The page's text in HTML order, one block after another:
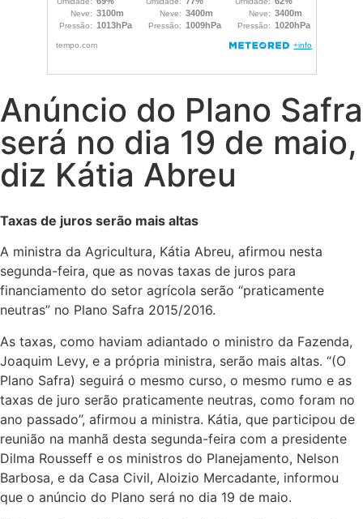
Anúncio do Plano Safra
será no dia 19 de maio,
diz Kátia Abreu
Taxas de juros serão mais altas
A ministra da Agricultura, Kátia Abreu, afirmou nesta
segunda-feira, que as novas taxas de juros para
financiamento do setor agrícola serão “praticamente
neutras” no Plano Safra 2015/2016.
As taxas, como haviam adiantado o ministro da Fazenda,
Joaquim Levy, e a própria ministra, serão mais altas. “(O
Plano Safra) seguirá o mesmo curso, o mesmo rumo e as
taxas de juro serão praticamente neutras, como foram no
ano passado”, afirmou a ministra. Kátia, que participou de
reunião na manhã desta segunda-feira com a presidente
Dilma Rousseff e os ministros do Planejamento, Nelson
Barbosa, e da Casa Civil, Aloizio Mercadante, informou
que o anúncio do Plano será no dia 19 de maio.